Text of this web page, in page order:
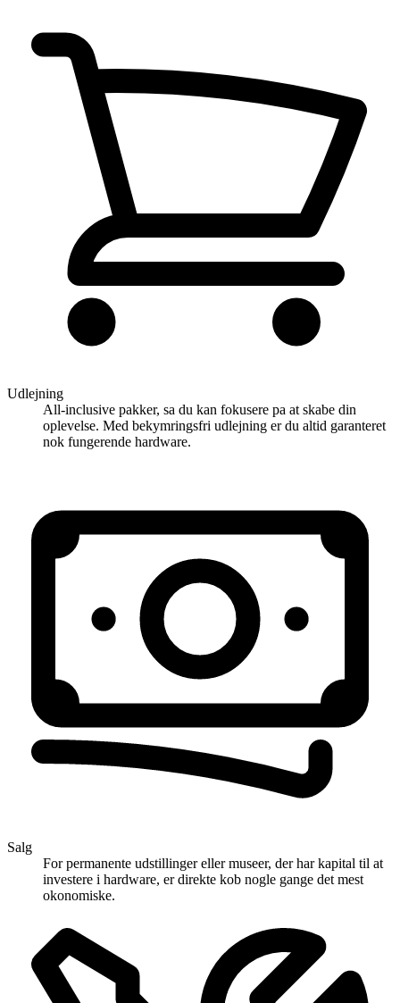
Udlejning
All-inclusive pakker, sa du kan fokusere pa at skabe din
oplevelse. Med bekymringsfri udlejning er du altid garanteret
nok fungerende hardware.
Salg
For permanente udstillinger eller museer, der har kapital til at
investere i hardware, er direkte kob nogle gange det mest
okonomiske.